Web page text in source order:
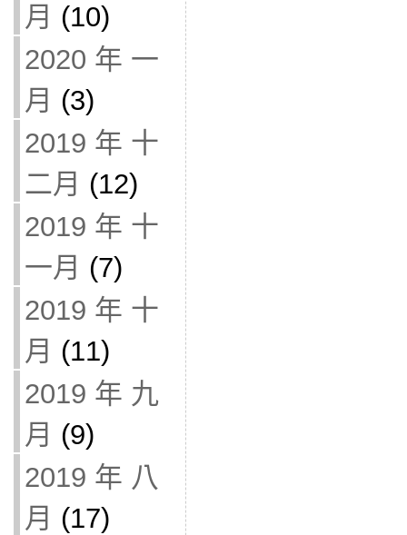
月 (10)
2020 年 一
月 (3)
2019 年 十
二月 (12)
2019 年 十
一月 (7)
2019 年 十
月 (11)
2019 年 九
月 (9)
2019 年 八
月 (17)